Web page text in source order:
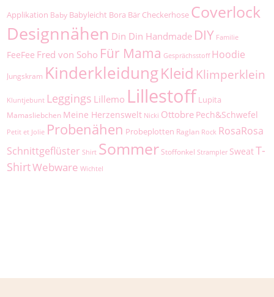
Applikation Baby Babyleicht Bora Bär Checkerhose Coverlock
Designnähen Din Din Handmade DIY Familie
FeeFee Fred von Soho Für Mama Gesprächsstoff Hoodie
Jungskram KinderkleidungKleid Klimperklein
Kluntjebunt Leggings Lillemo Lillestoff Lupita
Mamasliebchen Meine Herzenswelt Nicki Ottobre Pech&Schwefel
Petit et Jolie Probenähen Probeplotten Raglan Rock RosaRosa
Schnittgeflüster Shirt Sommer Stoffonkel Strampler SweatT-
ShirtWebware Wichtel